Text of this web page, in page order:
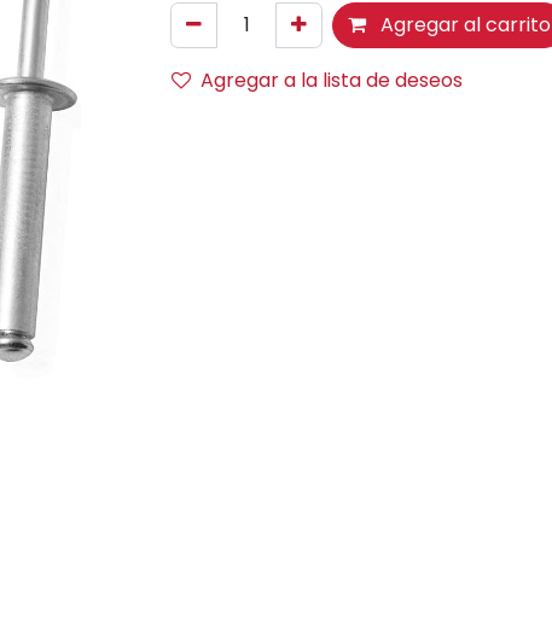
Agregar al carrito
Agregar a la lista de deseos